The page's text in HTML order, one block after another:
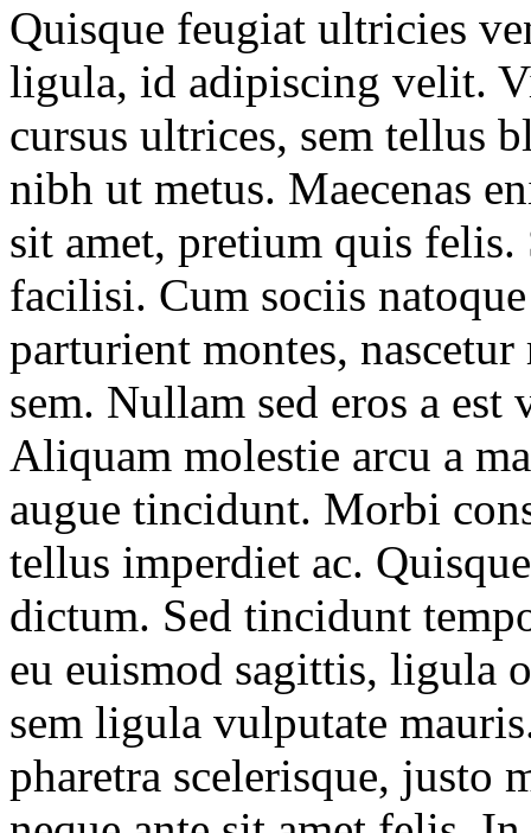
Quisque feugiat ultricies
ligula, id adipiscing velit.
cursus ultrices, sem tellus
nibh ut metus. Maecenas
sit amet, pretium quis
facilisi. Cum sociis
parturient montes,
sem. Nullam sed eros a
Aliquam molestie arcu a
augue tincidunt. Morbi
tellus imperdiet ac.
dictum. Sed tincidunt
eu euismod sagittis, ligula
sem ligula vulputate
pharetra scelerisque, justo